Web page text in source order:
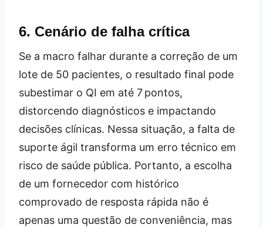
6. Cenário de falha crítica
Se a macro falhar durante a correção de um
lote de 50 pacientes, o resultado final pode
subestimar o QI em até 7 pontos,
distorcendo diagnósticos e impactando
decisões clínicas. Nessa situação, a falta de
suporte ágil transforma um erro técnico em
risco de saúde pública. Portanto, a escolha
de um fornecedor com histórico
comprovado de resposta rápida não é
apenas uma questão de conveniência, mas